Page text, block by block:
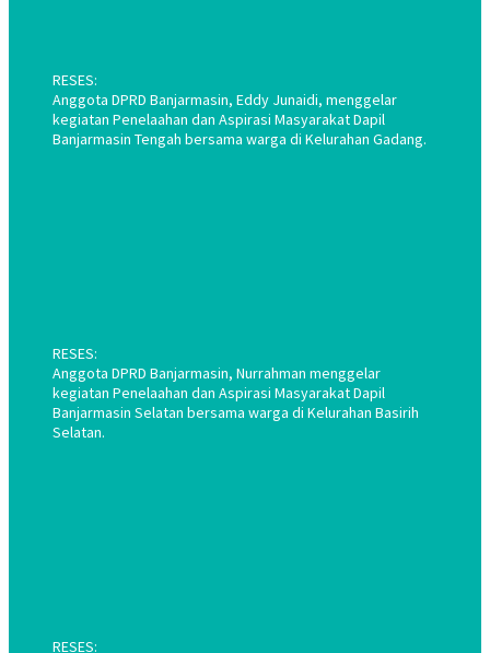
RESES:
Anggota DPRD Banjarmasin, Eddy Junaidi, menggelar
kegiatan Penelaahan dan Aspirasi Masyarakat Dapil
Banjarmasin Tengah bersama warga di Kelurahan Gadang.
RESES:
Anggota DPRD Banjarmasin, Nurrahman menggelar
kegiatan Penelaahan dan Aspirasi Masyarakat Dapil
Banjarmasin Selatan bersama warga di Kelurahan Basirih
Selatan.
RESES: